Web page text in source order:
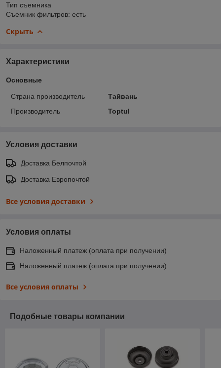
Тип съемника
Съемник фильтров: есть
Скрыть
Характеристики
Основные
Страна производитель
Тайвань
Производитель
Toptul
Условия доставки
Доставка Белпочтой
Доставка Европочтой
Все условия доставки
Условия оплаты
Наложенный платеж (оплата при получении)
Наложенный платеж (оплата при получении)
Все условия оплаты
Подобные товары компании